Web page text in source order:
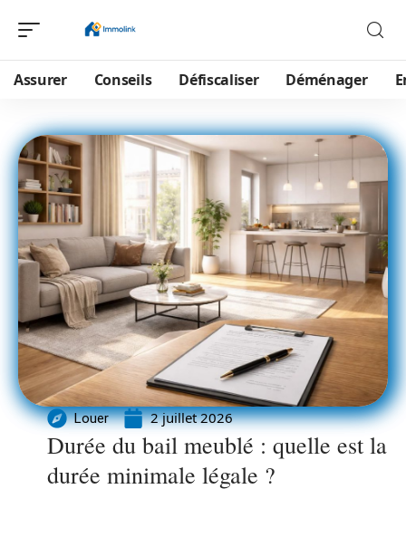
Assurer Conseils Défiscaliser Déménager
Louer 2 juillet 2026
Durée du bail meublé : quelle est la
durée minimale légale ?